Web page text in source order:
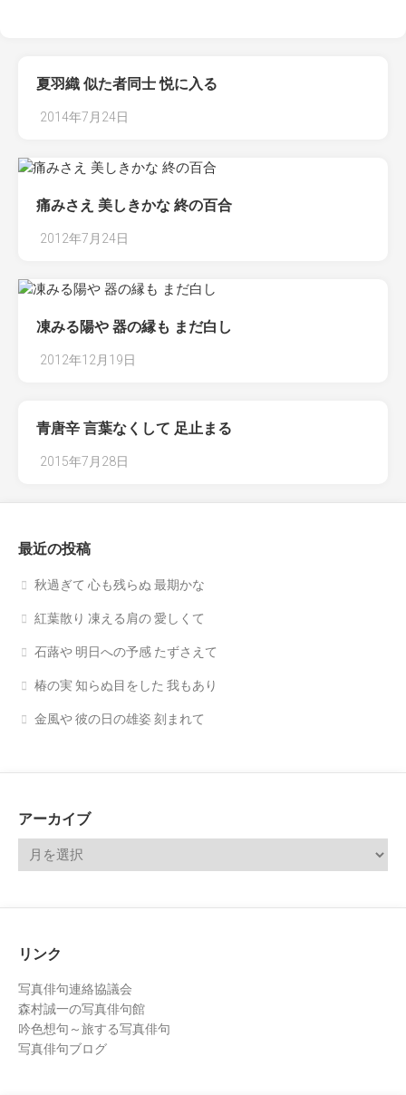
夏羽織 似た者同士 悦に入る
2014年7月24日
痛みさえ 美しきかな 終の百合
2012年7月24日
凍みる陽や 器の縁も まだ白し
2012年12月19日
青唐辛 言葉なくして 足止まる
2015年7月28日
最近の投稿
秋過ぎて 心も残らぬ 最期かな
紅葉散り 凍える肩の 愛しくて
石蕗や 明日への予感 たずさえて
椿の実 知らぬ目をした 我もあり
金風や 彼の日の雄姿 刻まれて
アーカイブ
リンク
写真俳句連絡協議会
森村誠一の写真俳句館
吟色想句～旅する写真俳句
写真俳句ブログ